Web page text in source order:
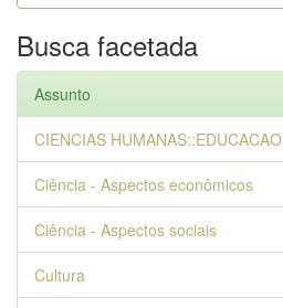
Busca facetada
Assunto
CIENCIAS HUMANAS::EDUCACAO
Ciência - Aspectos econômicos
Ciência - Aspectos sociais
Cultura